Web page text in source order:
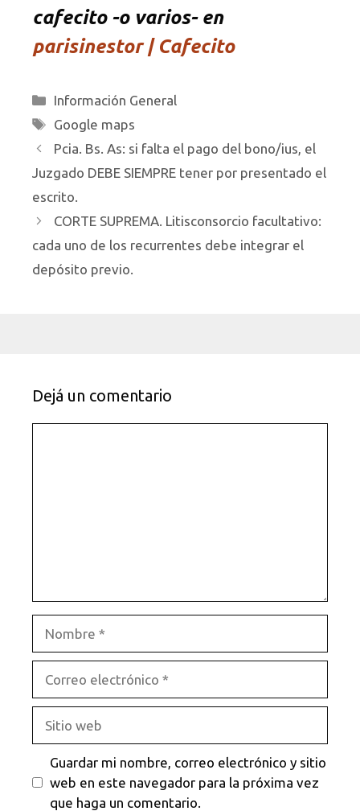
cafecito -o varios- en
parisinestor | Cafecito
Categorías
Información General
Etiquetas
Google maps
Pcia. Bs. As: si falta el pago del bono/ius, el
Juzgado DEBE SIEMPRE tener por presentado el
escrito.
CORTE SUPREMA. Litisconsorcio facultativo:
cada uno de los recurrentes debe integrar el
depósito previo.
Dejá un comentario
electrónico
web
Guardar mi nombre, correo electrónico y sitio
web en este navegador para la próxima vez
que haga un comentario.